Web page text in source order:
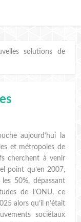
solutions de
aujourd’hui la
et métropoles de
cherchent à venir
point qu’en 2007,
50%, dépassant
de l’ONU, ce
alors qu’il n’était
sociétaux